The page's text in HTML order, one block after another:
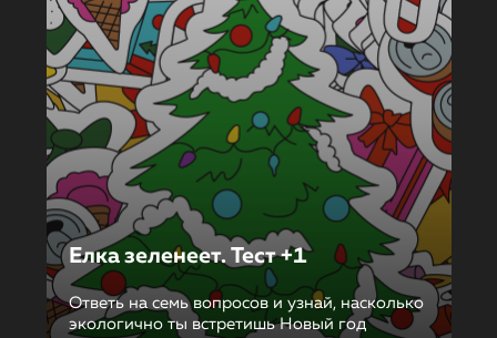
Елка зеленеет. Тест +1
Ответь на семь вопросов и узнай, насколько
экологично ты встретишь Новый год